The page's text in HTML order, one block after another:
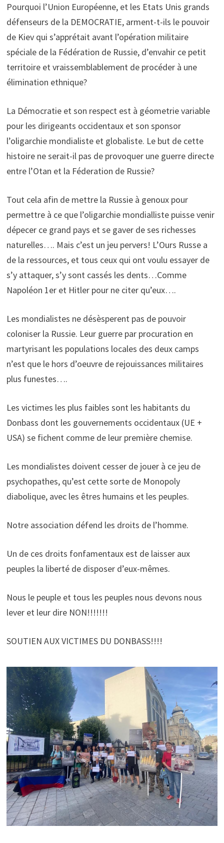
Pourquoi l’Union Européenne, et les Etats Unis grands
défenseurs de la DEMOCRATIE, arment-t-ils le pouvoir
de Kiev qui s’apprétait avant l’opération militaire
spéciale de la Fédération de Russie, d’envahir ce petit
territoire et vraissemblablement de procéder à une
élimination ethnique?
La Démocratie et son respect est à géometrie variable
pour les dirigeants occidentaux et son sponsor
l’oligarchie mondialiste et globaliste. Le but de cette
histoire ne serait-il pas de provoquer une guerre directe
entre l’Otan et la Féderation de Russie?
Tout cela afin de mettre la Russie à genoux pour
permettre à ce que l’oligarchie mondialliste puisse venir
dépecer ce grand pays et se gaver de ses richesses
naturelles…. Mais c’est un jeu pervers! L’Ours Russe a
de la ressources, et tous ceux qui ont voulu essayer de
s’y attaquer, s’y sont cassés les dents…Comme
Napoléon 1er et Hitler pour ne citer qu’eux….
Les mondialistes ne désèsperent pas de pouvoir
coloniser la Russie. Leur guerre par procuration en
martyrisant les populations locales des deux camps
n’est que le hors d’oeuvre de rejouissances militaires
plus funestes….
Les victimes les plus faibles sont les habitants du
Donbass dont les gouvernements occidentaux (UE +
USA) se fichent comme de leur première chemise.
Les mondialistes doivent cesser de jouer à ce jeu de
psychopathes, qu’est cette sorte de Monopoly
diabolique, avec les êtres humains et les peuples.
Notre association défend les droits de l’homme.
Un de ces droits fonfamentaux est de laisser aux
peuples la liberté de disposer d’eux-mêmes.
Nous le peuple et tous les peuples nous devons nous
lever et leur dire NON!!!!!!!
SOUTIEN AUX VICTIMES DU DONBASS!!!!